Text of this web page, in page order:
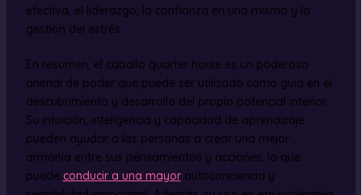
efectiva, el liderazgo, la confianza en uno mismo y la
gestión del estrés.
En resumen, el caballo quarter horse es un poderoso
animal de poder que puede ser utilizado como guía en el
descubrimiento y desarrollo del propio potencial interior.
Su intuición, inteligencia y capacidad de aprendizaje
pueden ayudar a las personas a crear una mejor
armonía entre sus pensamientos y acciones, lo que
puede conducir a una mayorautoconciencia y